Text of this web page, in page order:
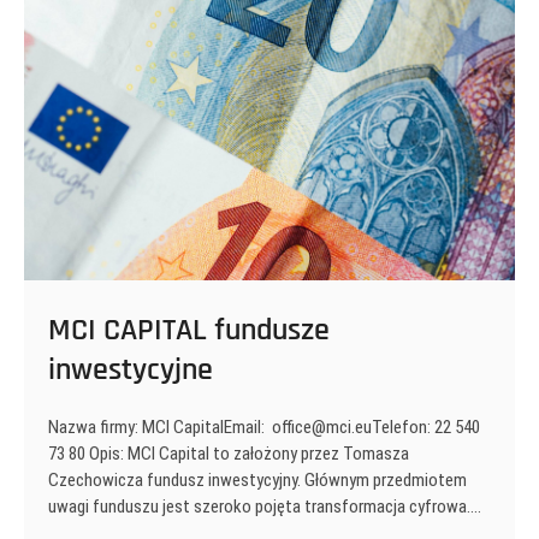
MCI CAPITAL fundusze
inwestycyjne
Nazwa firmy: MCI CapitalEmail: office@mci.euTelefon: 22 540
73 80 Opis: MCI Capital to założony przez Tomasza
Czechowicza fundusz inwestycyjny. Głównym przedmiotem
uwagi funduszu jest szeroko pojęta transformacja cyfrowa.…